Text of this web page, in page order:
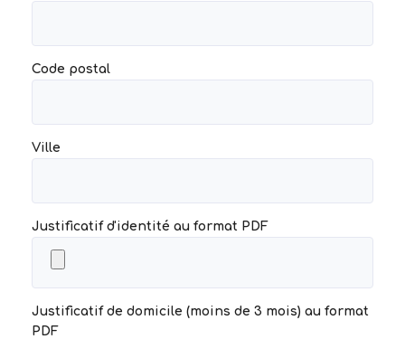
Code postal
Ville
Justificatif d'identité au format PDF
Justificatif de domicile (moins de 3 mois) au format
PDF